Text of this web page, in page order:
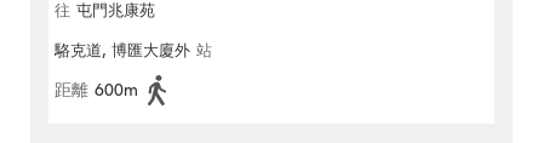
往 屯門兆康苑
駱克道, 博匯大廈外 站
距離 600m